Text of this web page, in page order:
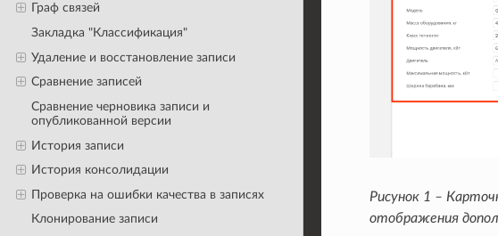
Граф связей
Закладка "Классификация"
Удаление и восстановление записи
Сравнение записей
Сравнение черновика записи и
опубликованной версии
История записи
История консолидации
Проверка на ошибки качества в записях
Клонирование записи
Рисунок 1 –
отображения